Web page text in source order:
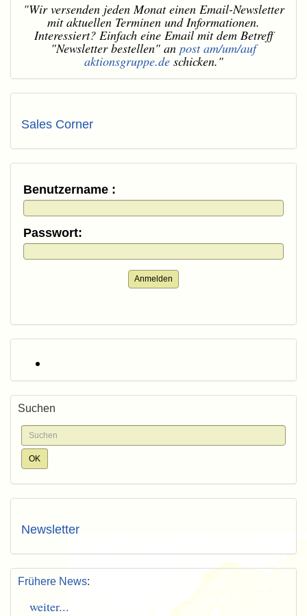
"Wir versenden jeden Monat einen Email-Newsletter
mit aktuellen Terminen und Informationen.
Interessiert? Einfach eine Email mit dem Betreff
"Newsletter bestellen" an post am/um/auf
aktionsgruppe.deschicken."
Sales Corner
Benutzername :
Passwort:
Anmelden
Suchen
Newsletter
Frühere News:
weiter...